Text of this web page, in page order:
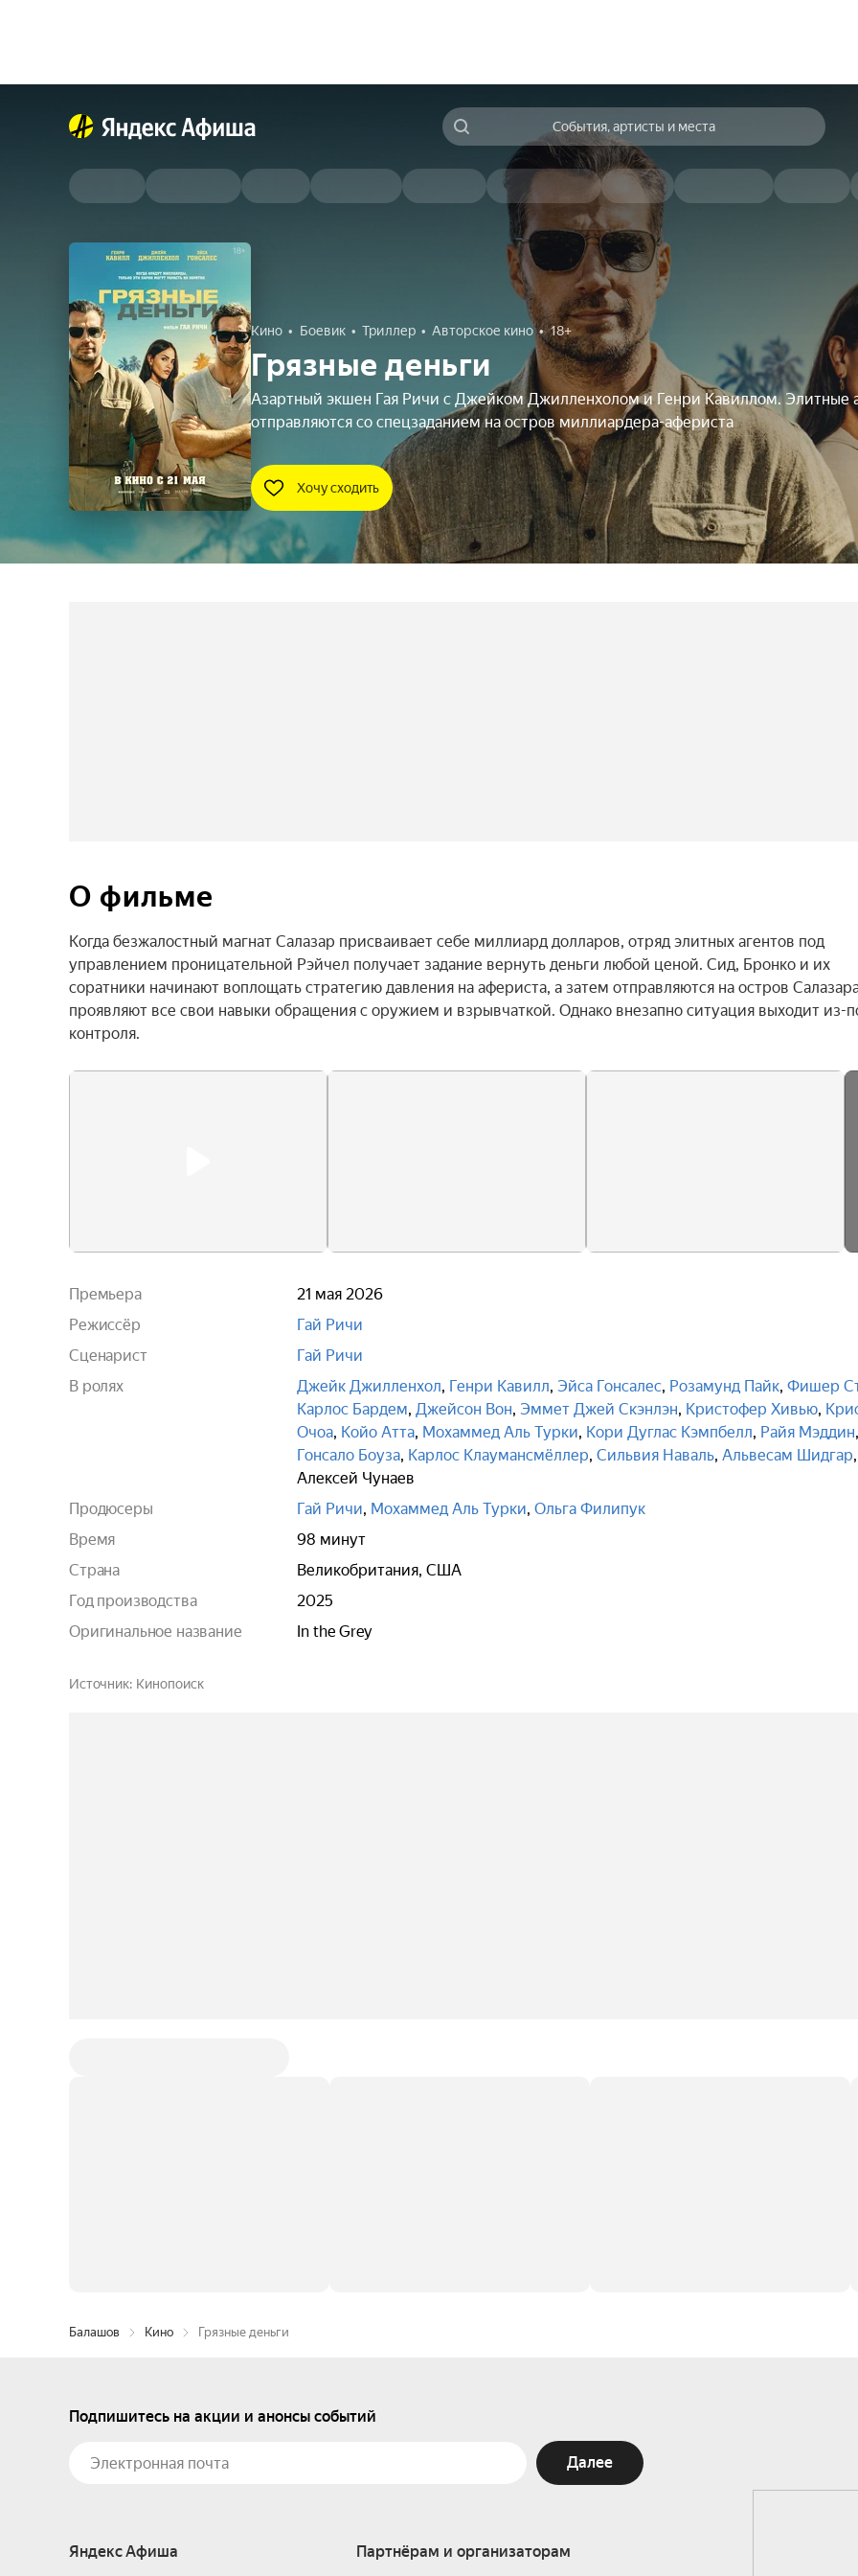
События, артисты и места
Кино Боевик Триллер Авторское кино 18+
Грязные деньги
Азартный экшен Гая Ричи с Джейком Джилленхолом и Генри Кавиллом. Элитные
отправляются со спецзаданием на остров миллиардера-афериста
Хочу сходить
О фильме
Когда безжалостный магнат Салазар присваивает себе миллиард долларов, отряд элитных агентов под
управлением проницательной Рэйчел получает задание вернуть деньги любой ценой. Сид, Бронко и их
соратники начинают воплощать стратегию давления на афериста, а затем отправляются на остров
проявляют все свои навыки обращения с оружием и взрывчаткой. Однако внезапно ситуация выходит из-
контроля.
Премьера
21 мая 2026
Режиссёр
Гай Ричи
Сценарист
Гай Ричи
В ролях
Джейк Джилленхол, Генри Кавилл, Эйса Гонсалес, Розамунд Пайк, Фишер
Карлос Бардем, Джейсон Вон, Эммет Джей Скэнлэн, Кристофер Хивью,
Очоа, Койо Атта, Мохаммед Аль Турки, Кори Дуглас Кэмпбелл, Райя Мэддин,
Гонсало Боуза, Карлос Клаумансмёллер, Сильвия Наваль, Альвесам Шидгар,
Алексей Чунаев
Продюсеры
Гай Ричи, Мохаммед Аль Турки, Ольга Филипук
Время
98 минут
Страна
Великобритания, США
Год производства
2025
Оригинальное название
In the Grey
Источник Кинопоиск
Балашов Кино Грязные деньги
Подпишитесь на акции и анонсы событий
Далее
Яндекс Афиша Партнёрам и организаторам